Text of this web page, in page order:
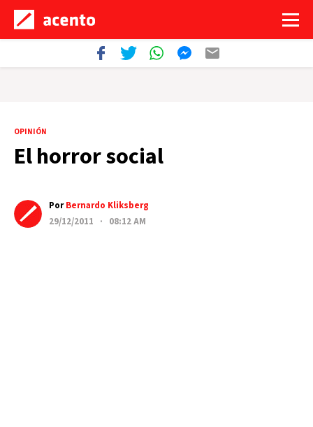
OPINIÓN
El horror social
PorBernardo Kliksberg
29/12/2011 · 08:12 AM